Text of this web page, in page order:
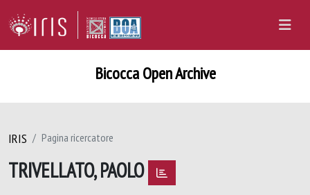
Bicocca Open Archive
IRIS Pagina ricercatore
TRIVELLATO, PAOLO